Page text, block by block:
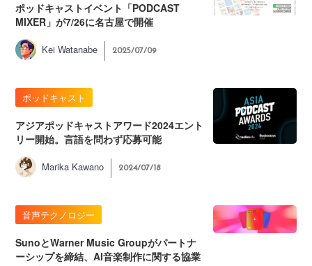
ポッドキャストイベント「PODCAST
MIXER」が7/26に名古屋で開催
Kei Watanabe 2025/07/09
ポッドキャスト
アジアポッドキャストアワード2024エント
リー開始。言語を問わず応募可能
Marika Kawano 2024/07/18
音声テクノロジー
SunoとWarner Music Groupがパートナ
ーシップを締結、AI音楽制作に関する協業